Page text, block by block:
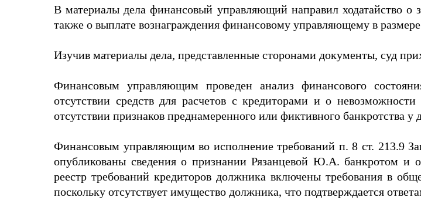
В материалы дела финансовый управляющий направил ходатайство
также о выплате вознаграждения финансовому управляющему в
Изучив материалы дела, представленные сторонами документы, суд
Финансовым управляющим проведен анализ финансового
отсутствии средств для расчетов с кредиторами и о
отсутствии признаков преднамеренного или фиктивного банкротства у
Финансовым управляющим во исполнение требований п. 8 ст. 213.9
опубликованы сведения о признании Рязанцевой Ю.А. банкротом и
реестр требований кредиторов должника включены требования в
поскольку отсутствует имущество должника, что подтверждается